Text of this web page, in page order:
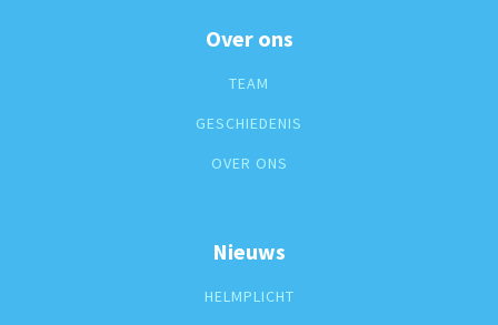
Over ons
TEAM
GESCHIEDENIS
OVER ONS
Nieuws
HELMPLICHT